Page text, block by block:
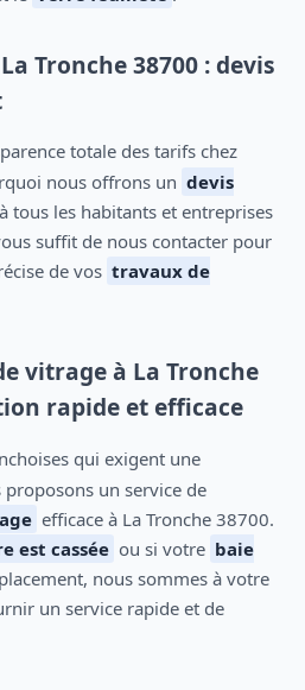
Tronche 38700 : devis
nous offrons un devis
tous les habitants et entreprises
suffit de nous contacter pour
de vos travaux de
vitrage à La Tronche
rapide et efficace
un service de
efficace à La Tronche 38700.
est cassée ou si votre baie
nous sommes à votre
un service rapide et de